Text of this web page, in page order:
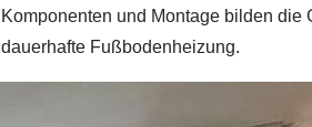
Komponenten und Montage bilden die
dauerhafte Fußbodenheizung.